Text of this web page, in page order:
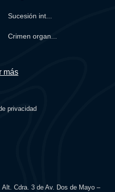
Sucesión int...
Crimen organ...
más
privacidad
Cdra. 3 de Av. Dos de Mayo –